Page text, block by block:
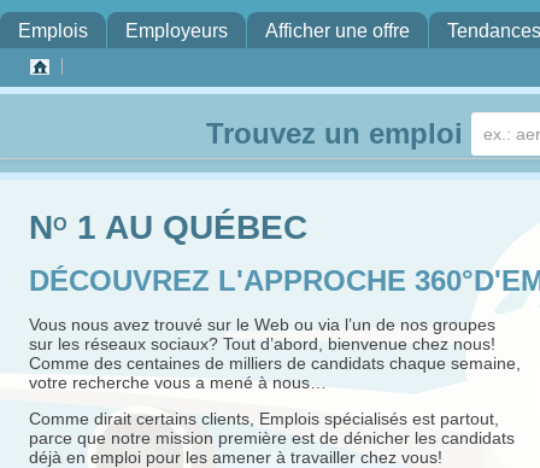
Emplois Employeurs Afficher une offre Tendances
Trouvez un emploi
NO 1 AU QUÉBEC
DÉCOUVREZ L'APPROCHE
Vous nous avez trouvé sur le Web ou via l’un de nos groupes
sur les réseaux sociaux? Tout d’abord, bienvenue chez nous!
Comme des centaines de milliers de candidats chaque semaine,
votre recherche vous a mené à nous…
Comme dirait certains clients, Emplois spécialisés est partout,
parce que notre mission première est de dénicher les candidats
déjà en emploi pour les amener à travailler chez vous!